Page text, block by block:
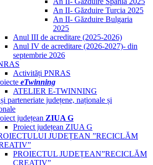
An II- Găzduire Turcia 2025
An II- Găzduire Bulgaria
2025
Anul III de acreditare (2025-2026)
Anul IV de acreditare (2026-2027)- din
septembrie 2026
Activități PNRAS
eTwinning
ATELIER E-TWINNING
parteneriate județene, naționale și
județean ZIUA G
Proiect județean ZIUA G
JUDEȚEAN ”RECICLĂM
PROIECTUL JUDEȚEAN”RECICLĂM
CREATIV”